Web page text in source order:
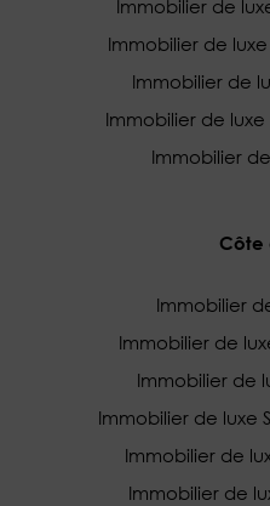
Immobilier de
Immobilier de
Immobilier de
Immobilier de
Immobilier
Côte
Immobilier
Immobilier de
Immobilier de
Immobilier de luxe
Immobilier de
Immobilier de